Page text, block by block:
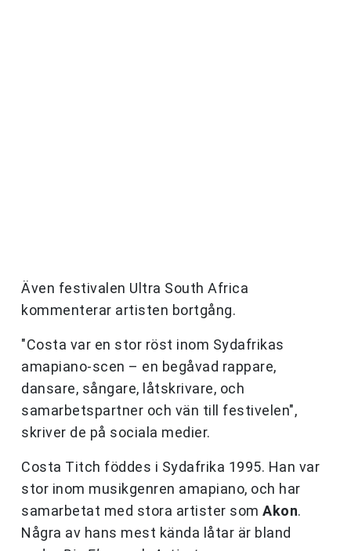
Även festivalen Ultra South Africa
kommenterar artisten bortgång.
"Costa var en stor röst inom Sydafrikas
amapiano-scen – en begåvad rappare,
dansare, sångare, låtskrivare, och
samarbetspartner och vän till festivelen",
skriver de på sociala medier.
Costa Titch föddes i Sydafrika 1995. Han var
stor inom musikgenren amapiano, och har
samarbetat med stora artister som Akon.
Några av hans mest kända låtar är bland